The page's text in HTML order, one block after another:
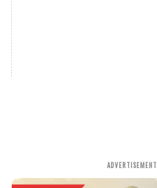
ADVERTISEMENT